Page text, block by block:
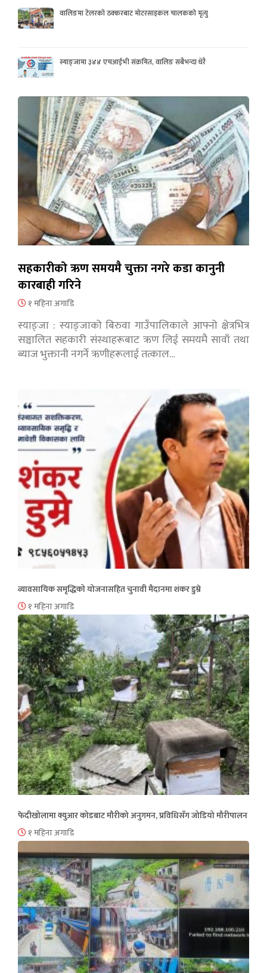
वालिङमा टेलरको ठक्करबाट मोटरसाइकल चालकको मृत्यु
स्याङ्जामा ३४४ एचआईभी संक्रमित, वालिङ सबैभन्दा धेरै
सहकारीको ऋण समयमै चुक्ता नगरे कडा कानुनी
कारबाही गरिने
१ महिना अगाडि
स्याङ्जा : स्याङ्जाको बिरुवा गाउँपालिकाले आफ्नो क्षेत्रभित्र
सञ्चालित सहकारी संस्थाहरूबाट ऋण लिई समयमै सावाँ तथा
ब्याज भुक्तानी नगर्ने ऋणीहरूलाई तत्काल…
व्यावसायिक समृद्धिको योजनासहित चुनावी मैदानमा शंकर डुम्रे
१ महिना अगाडि
फेदीखोलामा क्युआर कोडबाट मौरीको अनुगमन, प्रविधिसँग जोडियो मौरीपालन
१ महिना अगाडि